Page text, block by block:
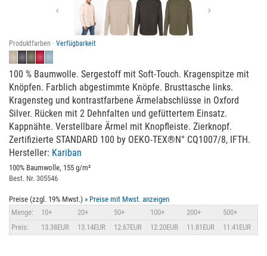
Produktfarben · Verfügbarkeit
100 % Baumwolle. Sergestoff mit Soft-Touch. Kragenspitze mit
Knöpfen. Farblich abgestimmte Knöpfe. Brusttasche links.
Kragensteg und kontrastfarbene Ärmelabschlüsse in Oxford
Silver. Rücken mit 2 Dehnfalten und gefüttertem Einsatz.
Kappnähte. Verstellbare Ärmel mit Knopfleiste. Zierknopf.
Zertifizierte STANDARD 100 by OEKO-TEX®N° CQ1007/8, IFTH.
Hersteller: Kariban
100% Baumwolle, 155 g/m²
Best. Nr. 305546
Preise (zzgl. 19% Mwst.) » Preise mit Mwst. anzeigen
Menge:
10+ 20+ 50+ 100+ 200+
500+
Preis:
13.38EUR 13.14EUR 12.67EUR 12.20EUR 11.81EUR 11.41EUR